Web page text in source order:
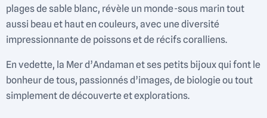
plages de sable blanc, révèle un monde-sous marin tout
aussi beau et haut en couleurs, avec une diversité
impressionnante de poissons et de récifs coralliens.
En vedette, la Mer d’Andaman et ses petits bijoux qui font le
bonheur de tous, passionnés d’images, de biologie ou tout
simplement de découverte et explorations.